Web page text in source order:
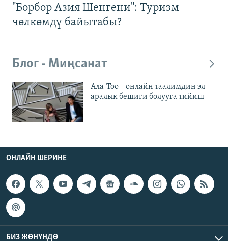
"Борбор Азия Шенгени": Туризм
чөлкөмдү байытабы?
Блог - Миңсанат
Ала-Тоо – онлайн таалимдин эл
аралык бешиги болууга тийиш
ОНЛАЙН ШЕРИНЕ
БИЗ ЖӨНҮНДӨ